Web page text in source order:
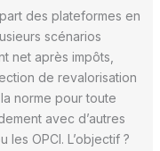
des plateformes en
scénarios
net après impôts,
de revalorisation
norme pour toute
avec d’autres
les OPCI. L’objectif ?